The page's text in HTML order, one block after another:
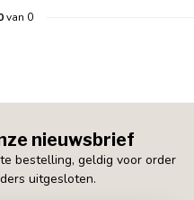
van 0
nieuwsbrief
bestelling, geldig voor order
uitgesloten.